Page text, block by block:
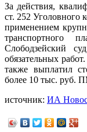
За действия,
ст. 252 Уголовного
применением
транспортного
Слободзейский
обязательных
также выплатил
более 10 тыс. руб.
источник: ИА